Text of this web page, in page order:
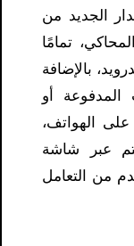
الجديد من
تمامًا
بالإضافة
المدفوعة أو
الهواتف،
عبر شاشة
من التعامل